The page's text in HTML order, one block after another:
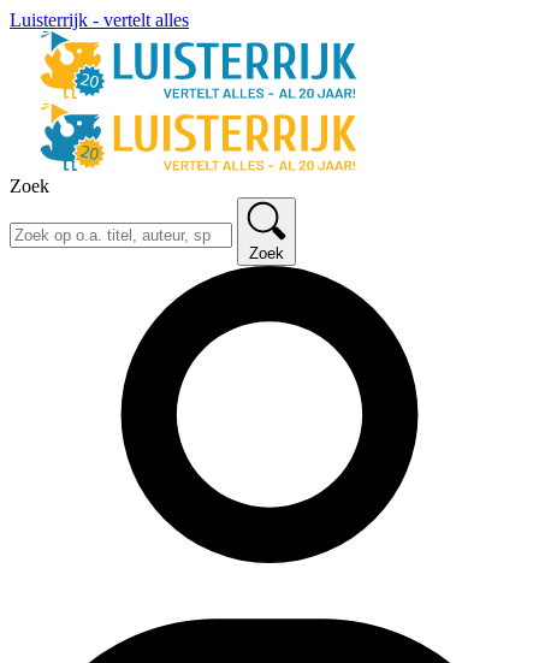
Luisterrijk - vertelt alles
Zoek
Zoek